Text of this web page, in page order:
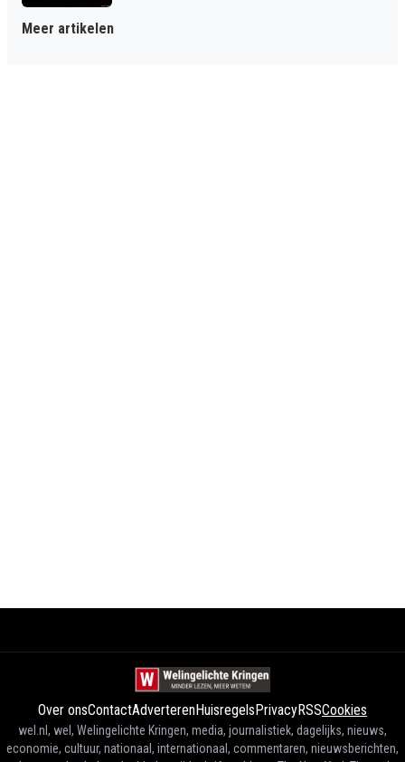
Meer artikelen
Over onsContactAdverterenHuisregels PrivacyRSSCookies
wel.nl, wel, Welingelichte Kringen, media, journalistiek, dagelijks, nieuws,
economie, cultuur, nationaal, internationaal, commentaren, nieuwsberichten,